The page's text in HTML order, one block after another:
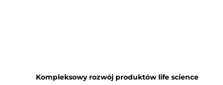
Kompleksowy rozwój produktów life science